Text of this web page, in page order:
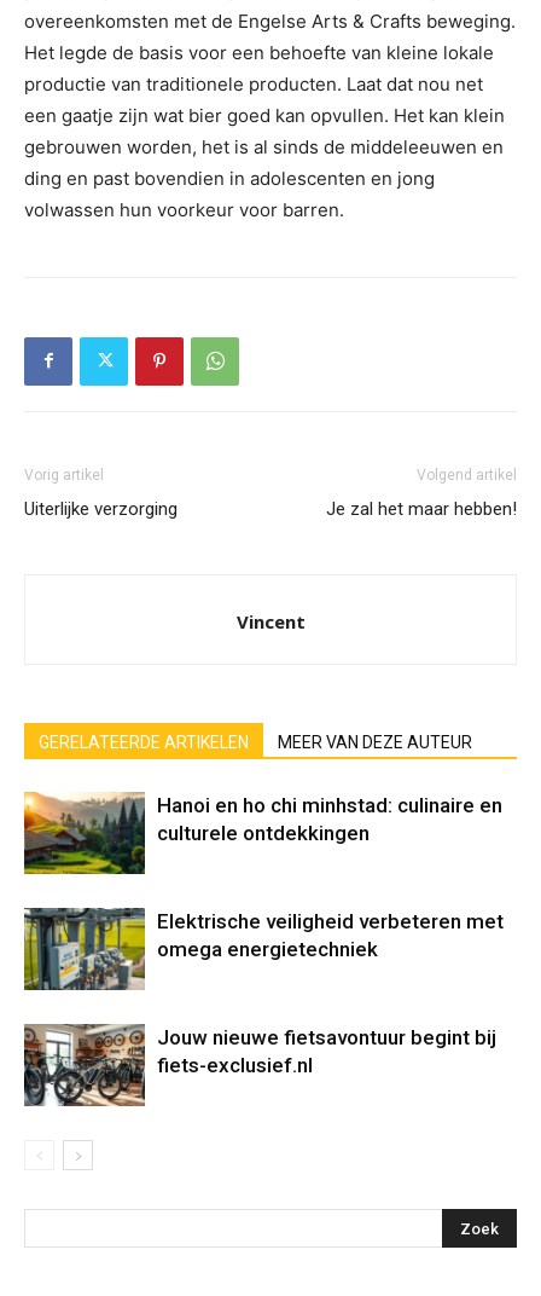
overeenkomsten met de Engelse Arts & Crafts beweging.
Het legde de basis voor een behoefte van kleine lokale
productie van traditionele producten. Laat dat nou net
een gaatje zijn wat bier goed kan opvullen. Het kan klein
gebrouwen worden, het is al sinds de middeleeuwen en
ding en past bovendien in adolescenten en jong
volwassen hun voorkeur voor barren.
Vorig artikel
Uiterlijke verzorging
Volgend artikel
Je zal het maar hebben!
Vincent
GERELATEERDE ARTIKELEN MEER VAN DEZE AUTEUR
Hanoi en ho chi minhstad: culinaire en
culturele ontdekkingen
Elektrische veiligheid verbeteren met
omega energietechniek
Jouw nieuwe fietsavontuur begint bij
fiets-exclusief.nl